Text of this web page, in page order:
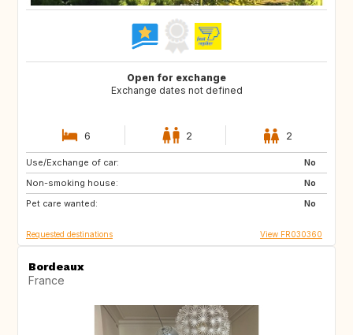
Open for exchange
Exchange dates not defined
6 2 2
Use/Exchange of car:
No
Non-smoking house:
No
Pet care wanted:
No
CY
HR
AU
Requested destinations View FR030360
Bordeaux
France